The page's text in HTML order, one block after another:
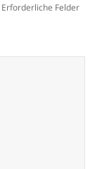
Erforderliche Felder